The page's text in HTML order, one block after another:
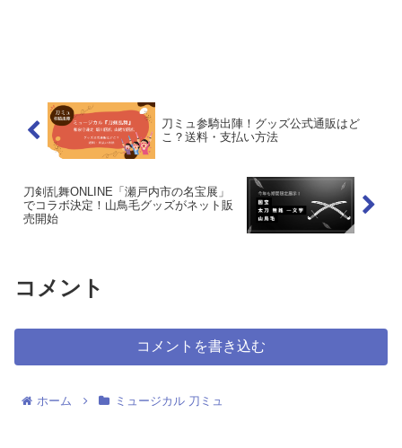
刀ミュ参騎出陣！グッズ公式通販はど
こ？送料・支払い方法
刀剣乱舞ONLINE「瀬戸内市の名宝展」
でコラボ決定！山鳥毛グッズがネット販
売開始
コメント
コメントを書き込む
ホーム ミュージカル 刀ミュ